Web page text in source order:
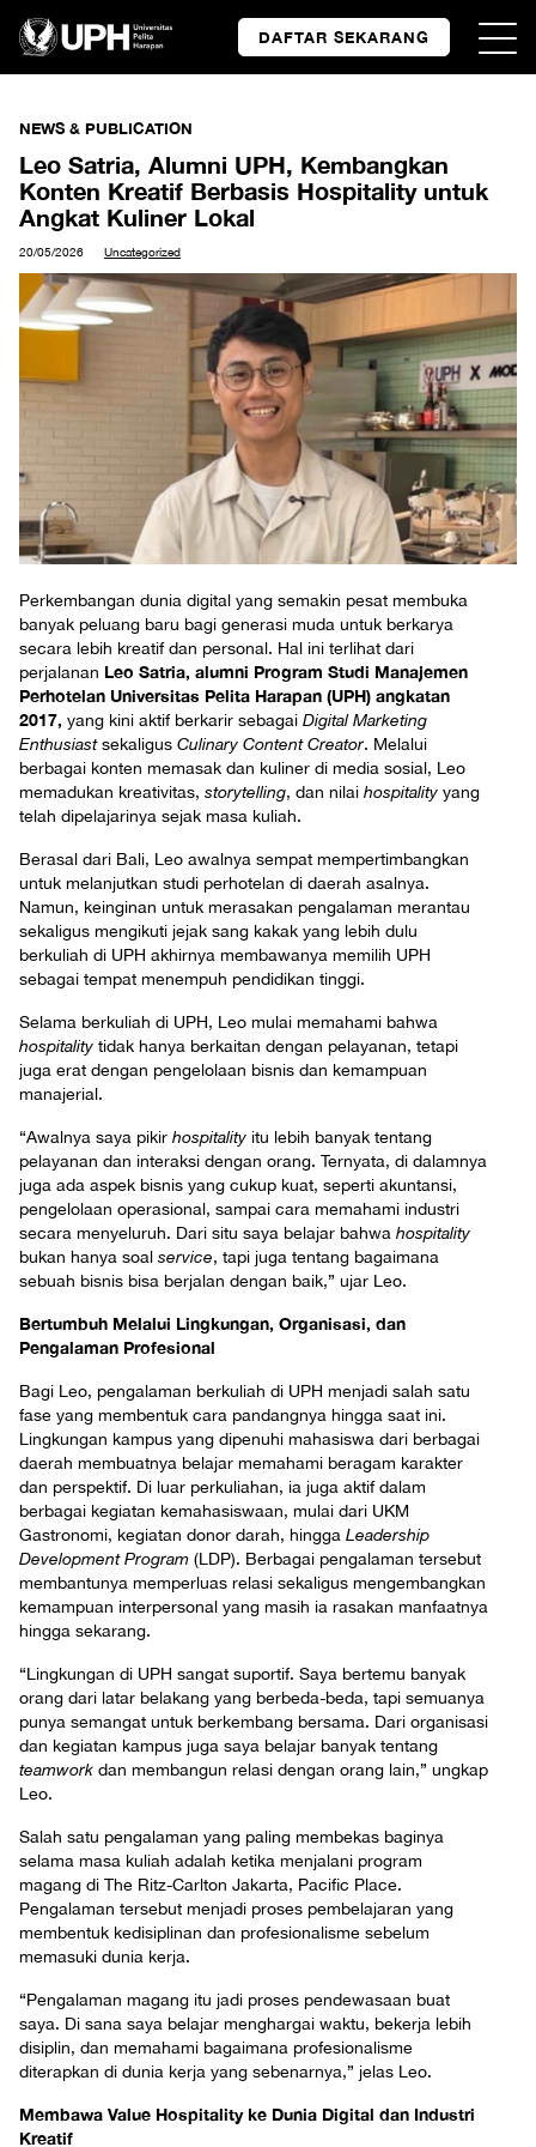
DAFTAR SEKARANG
NEWS & PUBLICATION
Leo Satria, Alumni UPH, Kembangkan
Konten Kreatif Berbasis Hospitality untuk
Angkat Kuliner Lokal
20/05/2026 Uncategorized
Perkembangan dunia digital yang semakin pesat membuka
banyak peluang baru bagi generasi muda untuk berkarya
secara lebih kreatif dan personal. Hal ini terlihat dari
perjalanan Leo Satria, alumni Program Studi Manajemen
Perhotelan Universitas Pelita Harapan (UPH) angkatan
2017, yang kini aktif berkarir sebagai Digital Marketing
Enthusiastsekaligus Culinary Content Creator. Melalui
berbagai konten memasak dan kuliner di media sosial, Leo
memadukan kreativitas, storytelling, dan nilai hospitality yang
telah dipelajarinya sejak masa kuliah.
Berasal dari Bali, Leo awalnya sempat mempertimbangkan
untuk melanjutkan studi perhotelan di daerah asalnya.
Namun, keinginan untuk merasakan pengalaman merantau
sekaligus mengikuti jejak sang kakak yang lebih dulu
berkuliah di UPH akhirnya membawanya memilih UPH
sebagai tempat menempuh pendidikan tinggi.
Selama berkuliah di UPH, Leo mulai memahami bahwa
hospitality tidak hanya berkaitan dengan pelayanan, tetapi
juga erat dengan pengelolaan bisnis dan kemampuan
manajerial.
“Awalnya saya pikir hospitality itu lebih banyak tentang
pelayanan dan interaksi dengan orang. Ternyata, di dalamnya
juga ada aspek bisnis yang cukup kuat, seperti akuntansi,
pengelolaan operasional, sampai cara memahami industri
secara menyeluruh. Dari situ saya belajar bahwa hospitality
bukan hanya soal service, tapi juga tentang bagaimana
sebuah bisnis bisa berjalan dengan baik,” ujar Leo.
Bertumbuh Melalui Lingkungan, Organisasi, dan
Pengalaman Profesional
Bagi Leo, pengalaman berkuliah di UPH menjadi salah satu
fase yang membentuk cara pandangnya hingga saat ini.
Lingkungan kampus yang dipenuhi mahasiswa dari berbagai
daerah membuatnya belajar memahami beragam karakter
dan perspektif. Di luar perkuliahan, ia juga aktif dalam
berbagai kegiatan kemahasiswaan, mulai dari UKM
Gastronomi, kegiatan donor darah, hingga Leadership
Development Program (LDP). Berbagai pengalaman tersebut
membantunya memperluas relasi sekaligus mengembangkan
kemampuan interpersonal yang masih ia rasakan manfaatnya
hingga sekarang.
“Lingkungan di UPH sangat suportif. Saya bertemu banyak
orang dari latar belakang yang berbeda-beda, tapi semuanya
punya semangat untuk berkembang bersama. Dari organisasi
dan kegiatan kampus juga saya belajar banyak tentang
teamwork dan membangun relasi dengan orang lain,” ungkap
Leo.
Salah satu pengalaman yang paling membekas baginya
selama masa kuliah adalah ketika menjalani program
magang di The Ritz-Carlton Jakarta, Pacific Place.
Pengalaman tersebut menjadi proses pembelajaran yang
membentuk kedisiplinan dan profesionalisme sebelum
memasuki dunia kerja.
“Pengalaman magang itu jadi proses pendewasaan buat
saya. Di sana saya belajar menghargai waktu, bekerja lebih
disiplin, dan memahami bagaimana profesionalisme
diterapkan di dunia kerja yang sebenarnya,” jelas Leo.
Membawa Value Hospitality ke Dunia Digital dan Industri
Kreatif